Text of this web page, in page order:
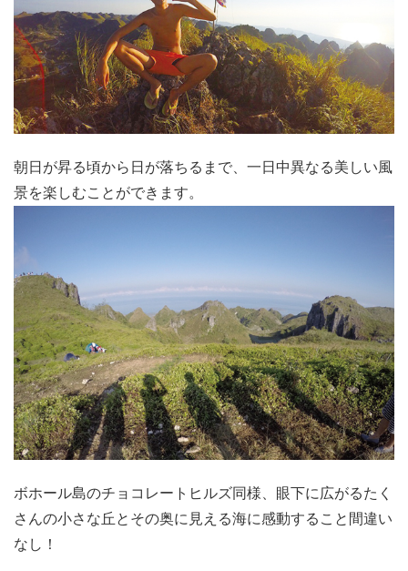
朝日が昇る頃から日が落ちるまで、一日中異なる美しい風
景を楽しむことができます。
ボホール島のチョコレートヒルズ同様、眼下に広がるたく
さんの小さな丘とその奥に見える海に感動すること間違い
なし！